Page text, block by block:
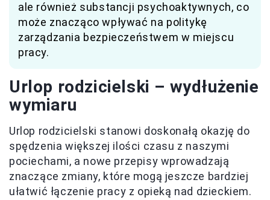
ale również substancji psychoaktywnych, co
może znacząco wpływać na politykę
zarządzania bezpieczeństwem w miejscu
pracy.
Urlop rodzicielski – wydłużenie
wymiaru
Urlop rodzicielski stanowi doskonałą okazję do
spędzenia większej ilości czasu z naszymi
pociechami, a nowe przepisy wprowadzają
znaczące zmiany, które mogą jeszcze bardziej
ułatwić łączenie pracy z opieką nad dzieckiem.